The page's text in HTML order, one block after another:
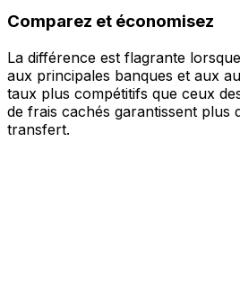
Comparez et économisez
La différence est flagrante
aux principales banques et aux
taux plus compétitifs que ceux
de frais cachés garantissent plus
transfert.